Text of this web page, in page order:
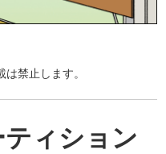
禁止します。
ィション